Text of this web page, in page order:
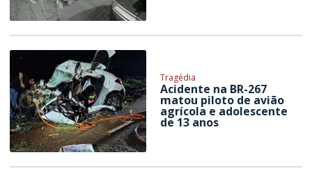
Tragédia
Acidente na BR-267
matou piloto de avião
agrícola e adolescente
de 13 anos